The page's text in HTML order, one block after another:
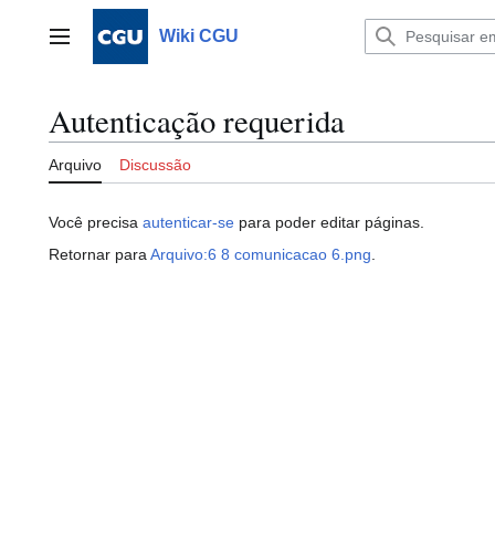
Menu principalWiki CGU
Autenticação requerida
Arquivo Discussão
Você precisa autenticar-se para poder editar páginas.
Retornar para Arquivo:6 8 comunicacao 6.png